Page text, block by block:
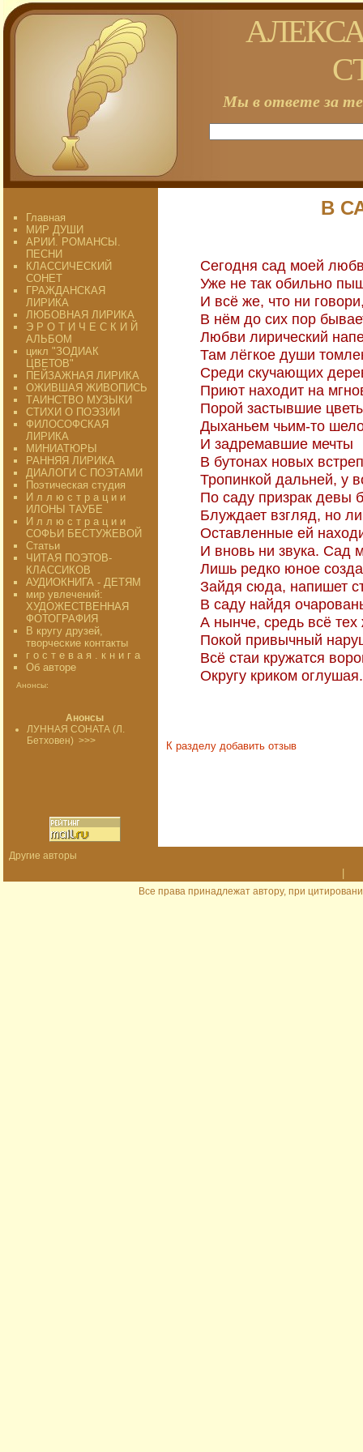
Мы в ответе за
Главная
МИР ДУШИ
АРИИ. РОМАНСЫ.
ПЕСНИ
КЛАССИЧЕСКИЙ
СОНЕТ
ГРАЖДАНСКАЯ
ЛИРИКА
ЛЮБОВНАЯ ЛИРИКА
Э Р О Т И Ч Е С К И Й
АЛЬБОМ
цикл "ЗОДИАК
ЦВЕТОВ"
ПЕЙЗАЖНАЯ ЛИРИКА
ОЖИВШАЯ ЖИВОПИСЬ
ТАИНСТВО МУЗЫКИ
СТИХИ О ПОЭЗИИ
ФИЛОСОФСКАЯ
ЛИРИКА
МИНИАТЮРЫ
РАННЯЯ ЛИРИКА
ДИАЛОГИ С ПОЭТАМИ
Поэтическая студия
И л л ю с т р а ц и и
ИЛОНЫ ТАУБЕ
И л л ю с т р а ц и и
СОФЬИ БЕСТУЖЕВОЙ
Статьи
ЧИТАЯ ПОЭТОВ-
КЛАССИКОВ
АУДИОКНИГА - ДЕТЯМ
мир увлечений:
ХУДОЖЕСТВЕННАЯ
ФОТОГРАФИЯ
В кругу друзей,
творческие контакты
г о с т е в а я . к н и г а
Об авторе
Анонсы:
Анонсы
ЛУННАЯ СОНАТА (Л.
Бетховен) >>>
В
Сегодня сад моей
Уже не так обильно
И всё же, что ни
В нём до сих пор
Любви лирический
Там лёгкое души
Среди скучающих
Приют находит на
Порой застывшие
Дыханьем чьим-то
И задремавшие мечты
В бутонах новых
Тропинкой дальней, у
По саду призрак девы
Блуждает взгляд, но
Оставленные ей
И вновь ни звука. Сад
Лишь редко юное
Зайдя сюда, напишет
В саду найдя
А нынче, средь всё тех
Покой привычный
Всё стаи кружатся
Округу криком
К разделу добавить отзыв
Другие авторы
Все права принадлежат автору, при